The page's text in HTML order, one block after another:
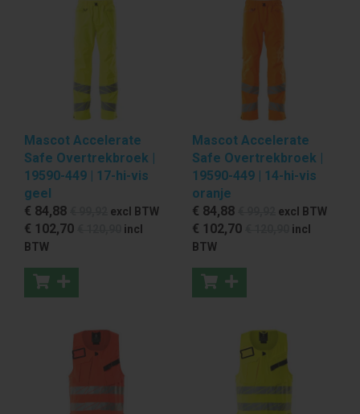
Mascot Accelerate
Safe Overtrekbroek |
19590-449 | 17-hi-vis
geel
€ 84,88 excl BTW
€ 102,70
incl
BTW
Mascot Accelerate
Safe Overtrekbroek |
19590-449 | 14-hi-vis
oranje
€ 84,88 excl BTW
€ 102,70
incl
BTW